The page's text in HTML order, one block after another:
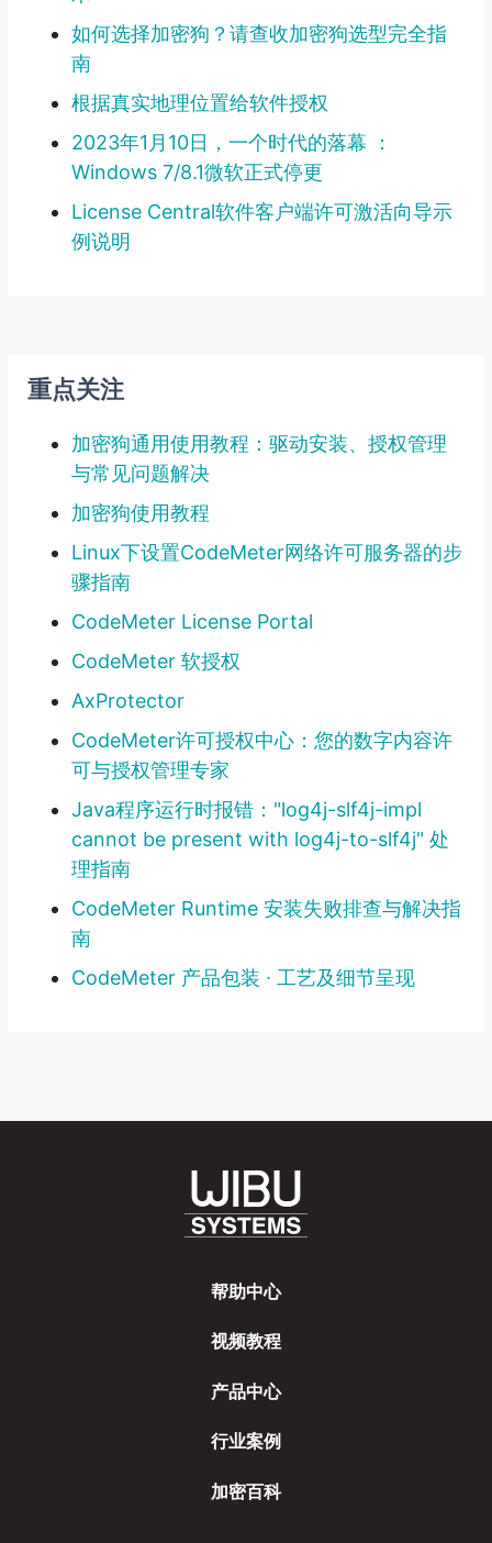
如何选择加密狗？请查收加密狗选型完全指
南
根据真实地理位置给软件授权
2023年1月10日，一个时代的落幕 ：
Windows 7/8.1微软正式停更
License Central软件客户端许可激活向导示
例说明
重点关注
加密狗通用使用教程：驱动安装、授权管理
与常见问题解决
加密狗使用教程
Linux下设置CodeMeter网络许可服务器的步
骤指南
CodeMeter License Portal
CodeMeter 软授权
AxProtector
CodeMeter许可授权中心：您的数字内容许
可与授权管理专家
Java程序运行时报错："log4j-slf4j-impl
cannot be present with log4j-to-slf4j" 处
理指南
CodeMeter Runtime 安装失败排查与解决指
南
CodeMeter 产品包装 ∙ 工艺及细节呈现
帮助中心
视频教程
产品中心
行业案例
加密百科